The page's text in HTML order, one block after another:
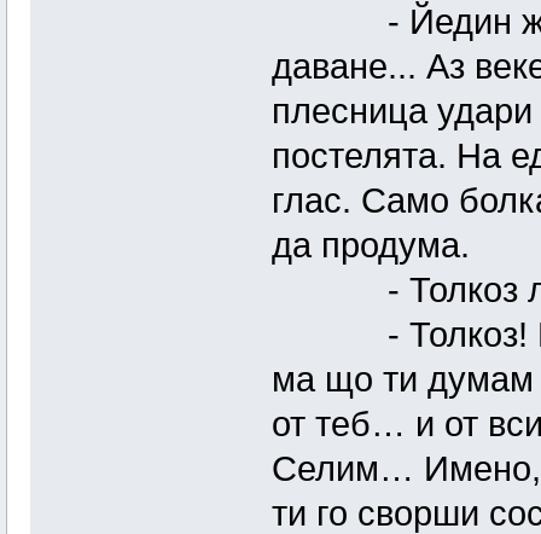
- Йедин
даване... Аз
плесница
постелята. На
глас. Само
да продума.
- Толкоз
- Толкоз!
ма що ти думам
от теб… и от
Селим… Имено,
ти го сворши